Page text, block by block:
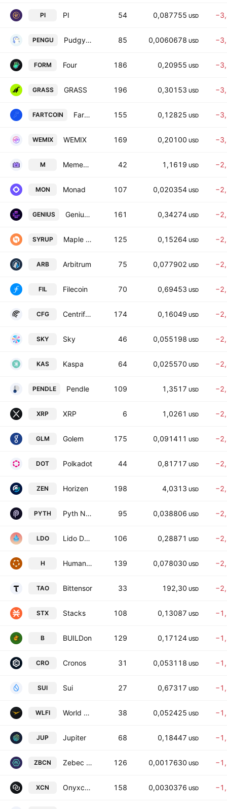
PI PI 54 0,087755 USD
PENGU Pudgy Penguins 85 0,0060678 USD
FORM Four 186 0,20955 USD
GRASS GRASS 196 0,30153 USD
FARTCOIN Fartcoin 155 0,12825 USD
WEMIX WEMIX 169 0,20100 USD
M MemeCore 42 1,1619 USD
MON Monad 107 0,020354 USD
GENIUS Genius Terminal 161 0,34274 USD
SYRUP Maple Finance 125 0,15264 USD
ARB Arbitrum 75 0,077902 USD
FIL Filecoin 70 0,69453 USD
CFG Centrifuge 174 0,16049 USD
SKY Sky 46 0,055198 USD
KAS Kaspa 64 0,025570 USD
PENDLE Pendle 109 1,3517 USD
XRP XRP 6 1,0261 USD
GLM Golem 175 0,091411 USD
DOT Polkadot 44 0,81717 USD
ZEN Horizen 198 4,0313 USD
PYTH Pyth Network 95 0,038806 USD
LDO Lido DAO 106 0,28871 USD
H Humanity 139 0,078030 USD
TAO Bittensor 33 192,30 USD
STX Stacks 108 0,13087 USD
B BUILDon 129 0,17124 USD
CRO Cronos 31 0,053118 USD
SUI Sui 27 0,67317 USD
WLFI World Liberty Financial 38 0,052425 USD
JUP Jupiter 68 0,18447 USD
ZBCN Zebec Network 126 0,0017630 USD
XCN Onyxcoin 158 0,0030376 USD